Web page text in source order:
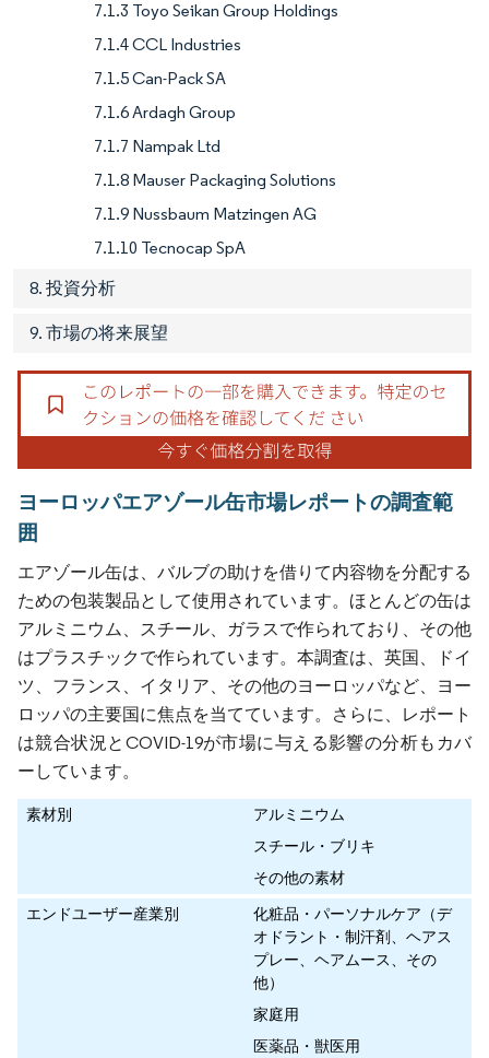
7.1.3 Toyo Seikan Group Holdings
7.1.4 CCL Industries
7.1.5 Can-Pack SA
7.1.6 Ardagh Group
7.1.7 Nampak Ltd
7.1.8 Mauser Packaging Solutions
7.1.9 Nussbaum Matzingen AG
7.1.10 Tecnocap SpA
8. 投資分析
9. 市場の将来展望
ヨーロッパエアゾール缶市場レポートの調査範
囲
エアゾール缶は、バルブの助けを借りて内容物を分配する
ための包装製品として使用されています。ほとんどの缶は
アルミニウム、スチール、ガラスで作られており、その他
はプラスチックで作られています。本調査は、英国、ドイ
ツ、フランス、イタリア、その他のヨーロッパなど、ヨー
ロッパの主要国に焦点を当てています。さらに、レポート
は競合状況とCOVID-19が市場に与える影響の分析もカバ
ーしています。
素材別
アルミニウム
スチール・ブリキ
その他の素材
エンドユーザー産業別
化粧品・パーソナルケア（デ
オドラント・制汗剤、ヘアス
プレー、ヘアムース、その
他）
家庭用
医薬品・獣医用